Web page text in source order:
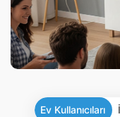
Ev Kullanıcıları